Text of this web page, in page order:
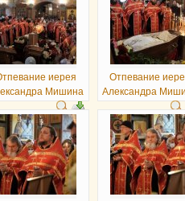
иерея
Мишина
Отпевание
Александра